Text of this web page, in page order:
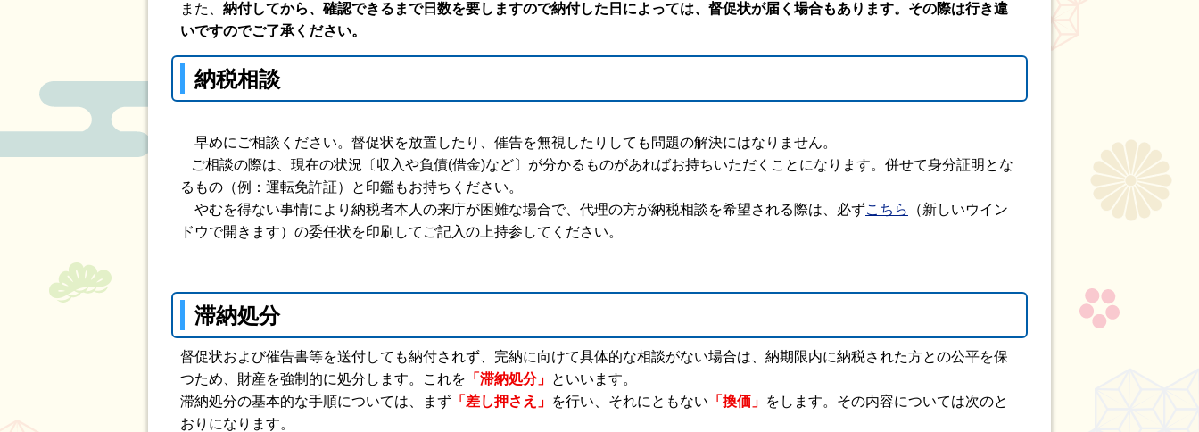
また、 納付してから、確認できるまで日数を要しますので納付した日によっては、督促状が届く場合もあります。その際は行き違
いですのでご了承ください。
納税相談
早めにご相談ください。督促状を放置したり、催告を無視したりしても問題の解決にはなりません。
ご相談の際は、現在の状況〔収入や負債(借金)など〕が分かるものがあればお持ちいただくことになります。併せて身分証明とな
るもの（例：運転免許証）と印鑑もお持ちください。
やむを得ない事情により納税者本人の来庁が困難な場合で、代理の方が納税相談を希望される際は、必ずこちら
（新しいウイン
ドウで開きます） の委任状を印刷してご記入の上持参してください。
滞納処分
督促状および催告書等を送付しても納付されず、完納に向けて具体的な相談がない場合は、納期限内に納税された方との公平を保
つため、財産を強制的に処分します。これを 「滞納処分」 といいます。
滞納処分の基本的な手順については、まず 「差し押さえ」 を行い、それにともない 「換価」 をします。その内容については次のと
おりになります。